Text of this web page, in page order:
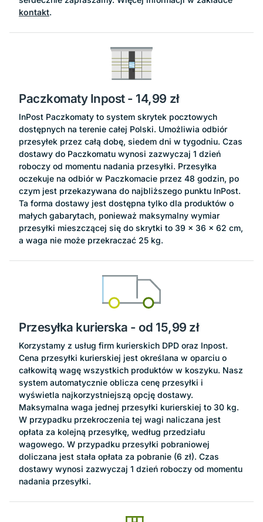
kontakt.
Paczkomaty Inpost- 14,99 zł
InPost Paczkomaty to system skrytek pocztowych
dostępnych na terenie całej Polski. Umożliwia odbiór
przesyłek przez całą dobę, siedem dni w tygodniu. Czas
dostawy do Paczkomatu wynosi zazwyczaj 1 dzień
roboczy od momentu nadania przesyłki. Przesyłka
oczekuje na odbiór w Paczkomacie przez 48 godzin, po
czym jest przekazywana do najbliższego punktu InPost.
Ta forma dostawy jest dostępna tylko dla produktów o
małych gabarytach, ponieważ maksymalny wymiar
przesyłki mieszczącej się do skrytki to 39 x 36 x 62 cm,
a waga nie może przekraczać 25 kg.
Przesyłka kurierska - od 15,99 zł
Korzystamy z usług firm kurierskich DPD oraz Inpost.
Cena przesyłki kurierskiej jest określana w oparciu o
całkowitą wagę wszystkich produktów w koszyku. Nasz
system automatycznie oblicza cenę przesyłki i
wyświetla najkorzystniejszą opcję dostawy.
Maksymalna waga jednej przesyłki kurierskiej to 30 kg.
W przypadku przekroczenia tej wagi naliczana jest
opłata za kolejną przesyłkę, według przedziału
wagowego. W przypadku przesyłki pobraniowej
doliczana jest stała opłata za pobranie (6 zł). Czas
dostawy wynosi zazwyczaj 1 dzień roboczy od momentu
nadania przesyłki.